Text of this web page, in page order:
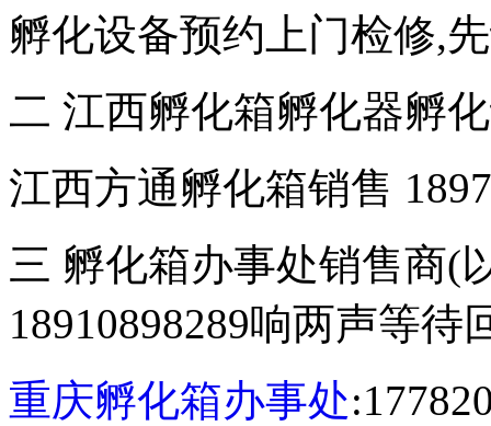
孵化设备预约上门检修,
二 江西孵化箱孵化器孵
江西方通孵化箱销售
三 孵化箱办事处销售商(
18910898289响两声等
重庆孵化箱办事处